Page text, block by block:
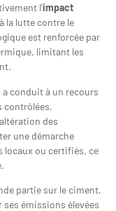
l’impact
la lutte contre le
est renforcée par
limitant les
conduit à un recours
contrôlées,
des
une démarche
locaux ou certifiés, ce
partie sur le ciment,
émissions élevées